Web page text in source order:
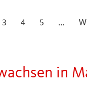
Seite
3 Seite
4 Seite
5 …
in